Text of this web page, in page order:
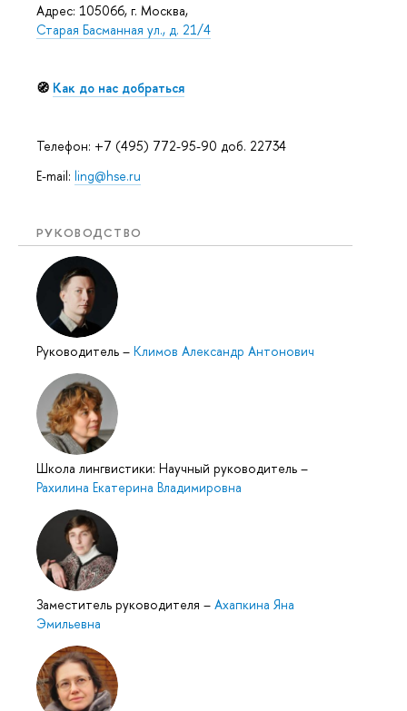
Адрес: 105066, г. Москва,
Старая Басманная ул., д. 21/4
🧭 Как до нас добраться
Телефон: +7 (495) 772-95-90 доб. 22734
E-mail: ling@hse.ru
РУКОВОДСТВО
Руководитель – Климов Александр Антонович
Школа лингвистики: Научный руководитель –
Рахилина Екатерина Владимировна
Заместитель руководителя – Ахапкина Яна
Эмильевна